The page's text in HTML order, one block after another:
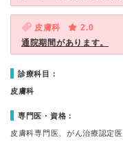
皮膚科
2.0
通院期間があります。
診療科目：
皮膚科
専門医・資格：
皮膚科専門医、がん治療認定医